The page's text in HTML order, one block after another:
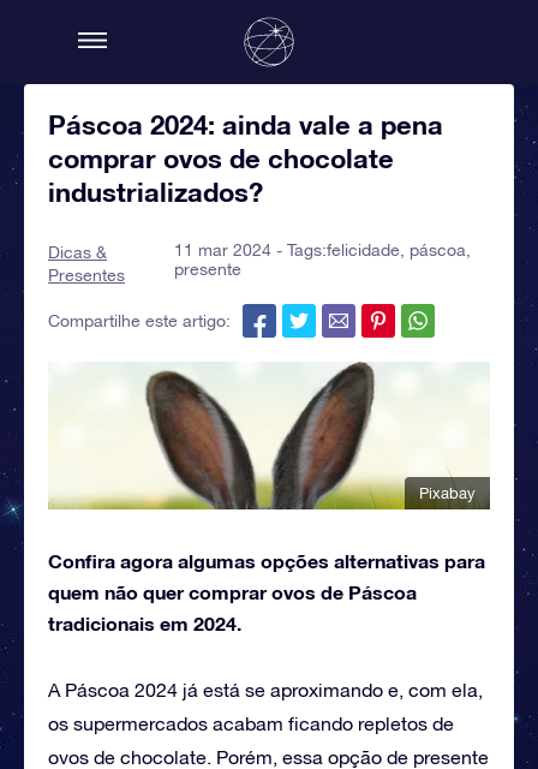
Páscoa 2024: ainda vale a pena
comprar ovos de chocolate
industrializados?
Dicas &
Presentes
11 mar 2024 - Tags:felicidade páscoa
presente
Compartilhe este artigo:
Pixabay
Confira agora algumas opções alternativas para
quem não quer comprar ovos de Páscoa
tradicionais em 2024.
A Páscoa 2024 já está se aproximando e, com ela,
os supermercados acabam ficando repletos de
ovos de chocolate. Porém, essa opção de presente